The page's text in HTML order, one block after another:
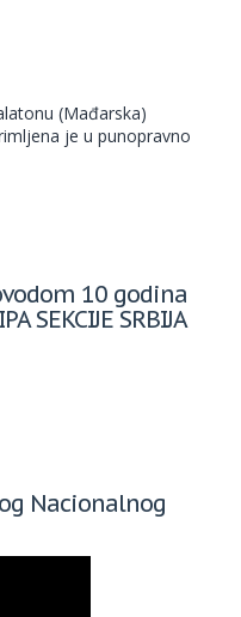
(Mađarska)
je u punopravno
10 godina
SEKCIJE SRBIJA
Nacionalnog